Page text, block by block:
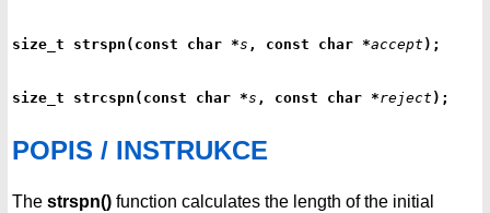
size_t strspn(const char *s , const char *accept );
size_t strcspn(const char *s , const char *reject );
POPIS / INSTRUKCE
The strspn() function calculates the length of the initial